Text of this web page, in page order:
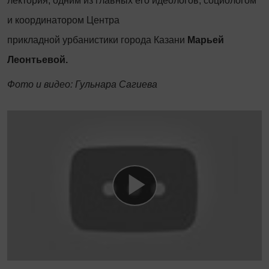
и координатором Центра
прикладной урбанистики города Казани Марьей
Леонтьевой.
Фото и видео: Гульнара Сагиева